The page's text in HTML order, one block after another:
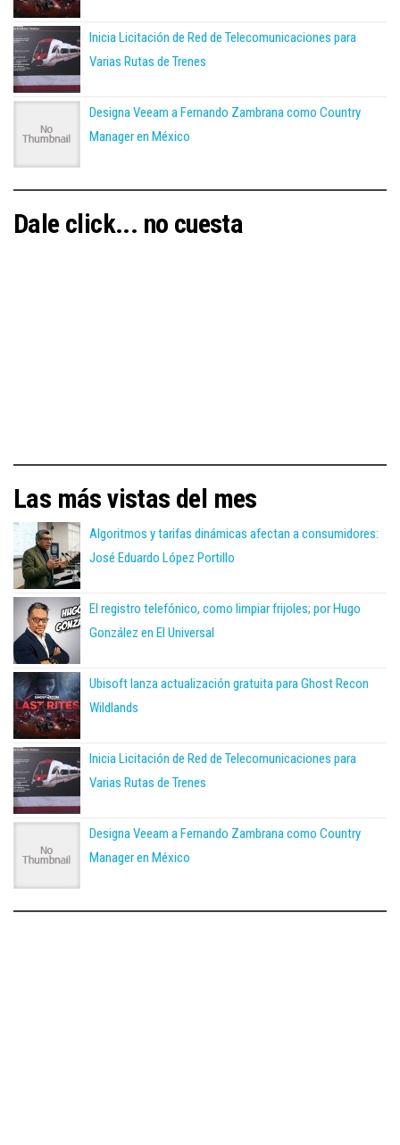
Inicia Licitación de Red de Telecomunicaciones para
Varias Rutas de Trenes
Designa Veeam a Fernando Zambrana como Country
Manager en México
Dale click... no cuesta
Las más vistas del mes
Algoritmos y tarifas dinámicas afectan a consumidores:
José Eduardo López Portillo
El registro telefónico, como limpiar frijoles; por Hugo
González en El Universal
Ubisoft lanza actualización gratuita para Ghost Recon
Wildlands
Inicia Licitación de Red de Telecomunicaciones para
Varias Rutas de Trenes
Designa Veeam a Fernando Zambrana como Country
Manager en México